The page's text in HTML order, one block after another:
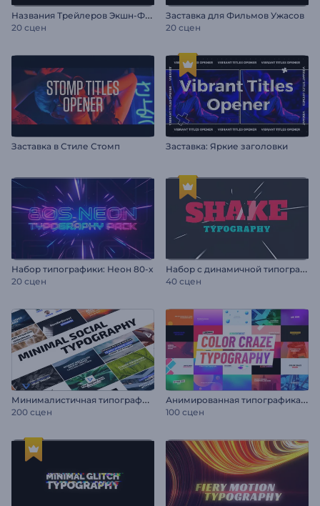
Н
азвания Трейлеров Экшн-Фильмов
20 сцен
Заставка для Фильмов Ужасов
20 сцен
Заставка в Стиле Стомп Заставка: Яркие заголовки
Набор типографики: Неон 80-х
20 сцен
Н
абор с динамичной типографикой
40 сцен
М
инималистичная типографика для соцсетей
200 сцен
А
нимированная типографика: Цветомания
100 сцен